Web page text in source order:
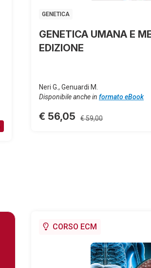
GENETICA
GENETICA UMANA E
EDIZIONE
Neri G., Genuardi M.
Disponibile anche in formato eBook
€ 56,05 € 59,00
CORSO ECM